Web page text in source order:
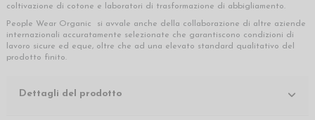
coltivazione di cotone e laboratori di trasformazione di abbigliamento.
People Wear Organic si avvale anche della collaborazione di altre aziende
internazionali accuratamente selezionate che garantiscono condizioni di
lavoro sicure ed eque, oltre che ad una elevato standard qualitativo del
prodotto finito.
Dettagli del prodotto